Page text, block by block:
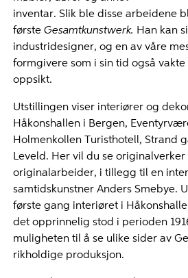
inventar. Slik ble disse arbeidene
første Gesamtkunstwerk. Han kan
industridesigner, og en av våre
formgivere som i sin tid også vakte
oppsikt.
Utstillingen viser interiører og
Håkonshallen i Bergen,
Holmenkollen Turisthotell, Strand
Leveld. Her vil du se
originalarbeider, i tillegg til en
samtidskunstner Anders Smebye.
første gang interiøret i
det opprinnelig stod i perioden
muligheten til å se ulike sider av
rikholdige produksjon.